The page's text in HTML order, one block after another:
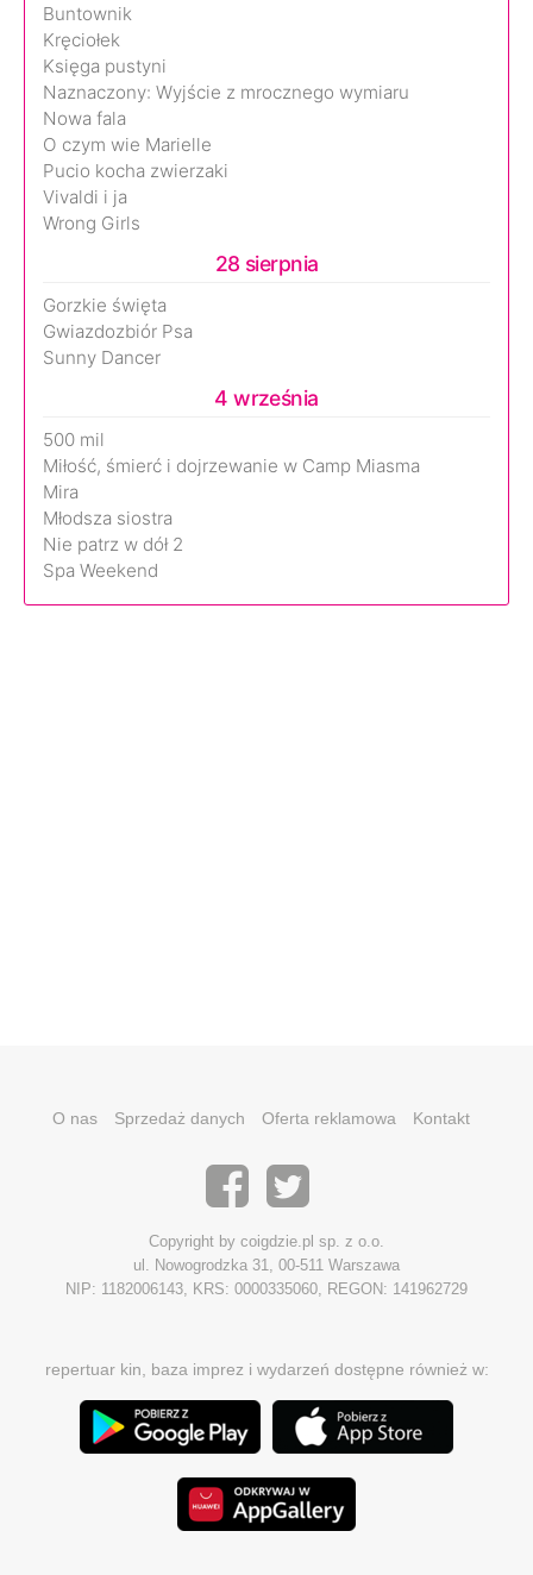
Buntownik
Kręciołek
Księga pustyni
Naznaczony: Wyjście z mrocznego wymiaru
Nowa fala
O czym wie Marielle
Pucio kocha zwierzaki
Vivaldi i ja
Wrong Girls
28 sierpnia
Gorzkie święta
Gwiazdozbiór Psa
Sunny Dancer
4 września
500 mil
Miłość, śmierć i dojrzewanie w Camp Miasma
Mira
Młodsza siostra
Nie patrz w dół 2
Spa Weekend
O nas Sprzedaż danych Oferta reklamowa Kontakt
Copyright by coigdzie.pl sp. z o.o.
ul. Nowogrodzka 31, 00-511 Warszawa
NIP: 1182006143, KRS: 0000335060, REGON: 141962729
repertuar kin, baza imprez i wydarzeń dostępne również w: